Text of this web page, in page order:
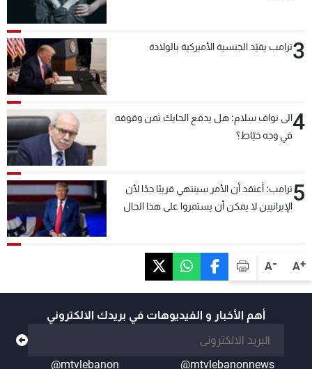
A+
A-
3ترامب يقيّد الجنسية الأميركية بالولادة
4الى نواف سلام: هل يدفع الحايك ثمن وقوفه
في وجه خيّاط؟
5ترامب: أعتقد أن الأمر سينتهي قريبًا جدًا لأن
الإيرانيين لا يمكن أن يستمروا على هذا الحال
أهم الأخبار و الفيديوهات في بريدك الالكتروني
@mtvlebanonnews
@mtvlebanon